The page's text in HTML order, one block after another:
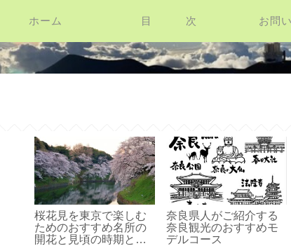
ホーム 目 次 お問
桜花見を東京で楽しむ
ためのおすすめ名所の
開花と見頃の時期と穴
奈良県人がご紹介する
奈良観光のおすすめモ
デルコース